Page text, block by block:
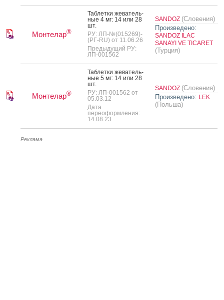
Монтелар®
Таб­летки же­ватель­
ные 4 мг: 14 или 28
шт.
РУ: ЛП-№(015269)-
(РГ-RU) от 11.06.26
Предыдущий РУ:
ЛП-001562
SANDOZ (Словения)
Произведено:
SANDOZ ILAC
SANAYI VE TICARET
(Турция)
Монтелар®
Таб­летки же­ватель­
ные 5 мг: 14 или 28
шт.
РУ: ЛП-001562 от
05.03.12
Дата
переоформления:
14.08.23
SANDOZ (Словения)
Произведено: LEK
(Польша)
Реклама